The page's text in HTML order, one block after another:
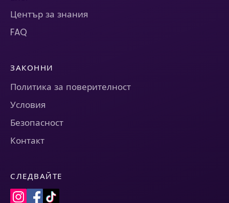
Център за знания
FAQ
ЗАКОННИ
Политика за поверителност
Условия
Безопасност
Контакт
СЛЕДВАЙТЕ